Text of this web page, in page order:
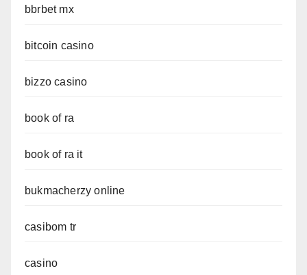
bbrbet mx
bitcoin casino
bizzo casino
book of ra
book of ra it
bukmacherzy online
casibom tr
casino